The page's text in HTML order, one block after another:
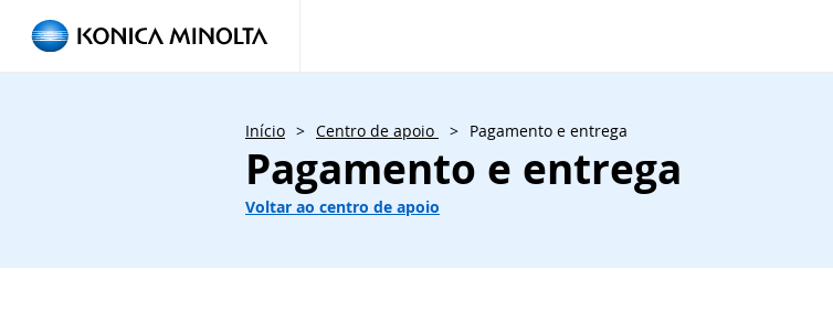
Início > Centro de apoio > Pagamento e entrega
Pagamento e entrega
Voltar ao centro de apoio